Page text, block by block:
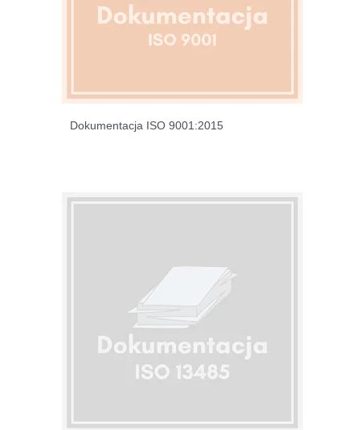
Dokumentacja ISO 9001:2015